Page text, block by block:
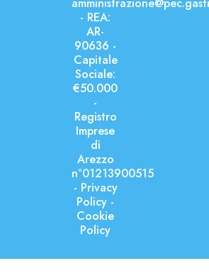
- REA:
AR-
90636 -
Capitale
Sociale:
€50.000
-
Registro
Imprese
di
Arezzo
n°01213900515
- Privacy
Policy -
Cookie
Policy